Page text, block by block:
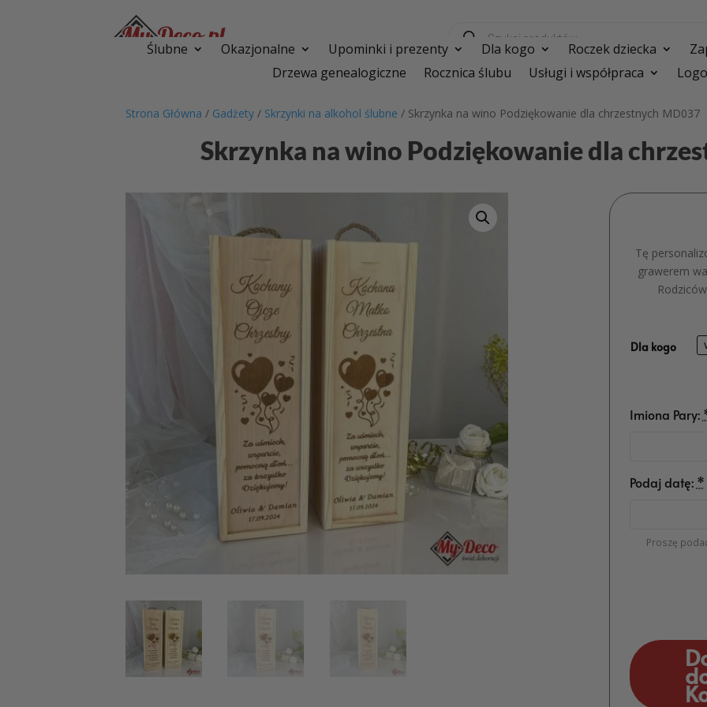
produktów
Ślubne Okazjonalne Upominki i prezenty Dla kogo Roczek dziecka
Drzewa genealogiczne
Rocznica ślubu Usługi i współpraca
Strona Główna / Gadżety / Skrzynki na alkohol ślubne / Skrzynka na wino Podziękowanie dla chrzestnych MD037
Skrzynka na wino Podziękowanie dla
Tę
grawerem
Dla kogo
Imiona Pary:
Podaj datę: *
Proszę